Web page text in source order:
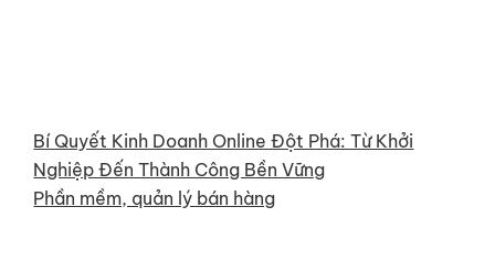
Bí Quyết Kinh Doanh Online Đột Phá: Từ Khởi
Nghiệp Đến Thành Công Bền Vững
Phần mềm, quản lý bán hàng